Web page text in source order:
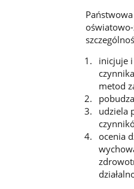
inicjuje
metod
udziela
ocenia